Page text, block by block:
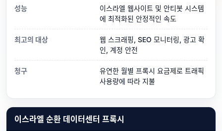
성능
이스라엘 웹사이트 및 안티봇 시스템
에 최적화된 안정적인 속도
최고의 대상
웹 스크래핑, SEO 모니터링, 광고 확
인, 계정 안전
청구
유연한 월별 프록시 요금제로 트래픽
사용량에 따라 지불
이스라엘 순환 데이터센터 프록시